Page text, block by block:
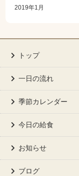
2019年1月
トップ
一日の流れ
季節カレンダー
今日の給食
お知らせ
ブログ